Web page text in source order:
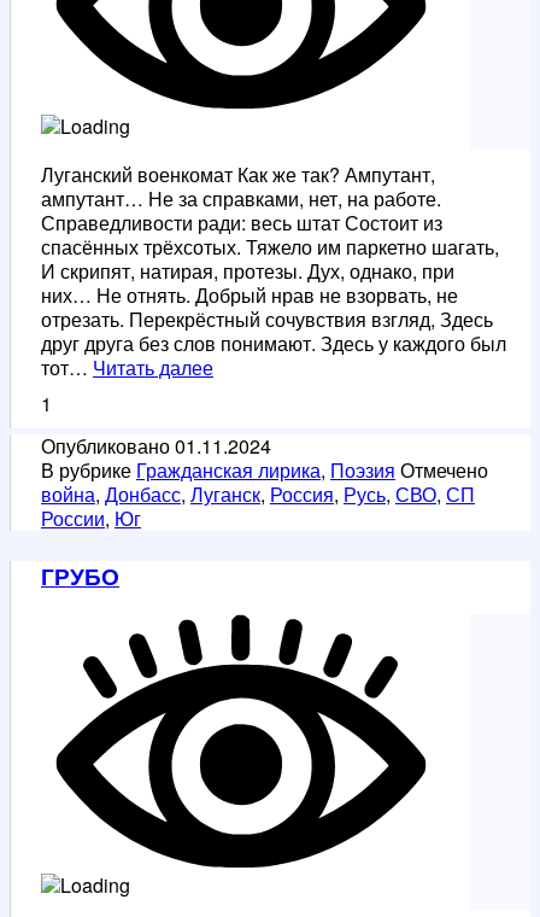
Луганский военкомат Как же так? Ампутант,
ампутант… Не за справками, нет, на работе.
Справедливости ради: весь штат Состоит из
спасённых трёхсотых. Тяжело им паркетно шагать,
И скрипят, натирая, протезы. Дух, однако, при
них… Не отнять. Добрый нрав не взорвать, не
отрезать. Перекрёстный сочувствия взгляд, Здесь
друг друга без слов понимают. Здесь у каждого был
тот… Читать далееВоенкомат
1
Опубликовано01.11.2024
В рубрике Гражданская лирика, Поэзия Отмечено
война, Донбасс, Луганск, Россия, Русь, СВО, СП
России, Юг
ГРУБО